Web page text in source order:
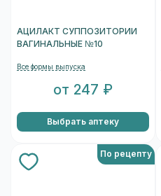
АЦИЛАКТ СУППОЗИТОРИИ
ВАГИНАЛЬНЫЕ №10
Все формы выпуска
от 247 ₽
Выбрать аптеку
По рецепту